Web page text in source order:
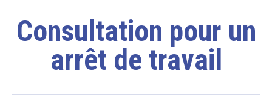
Consultation pour un
arrêt de travail